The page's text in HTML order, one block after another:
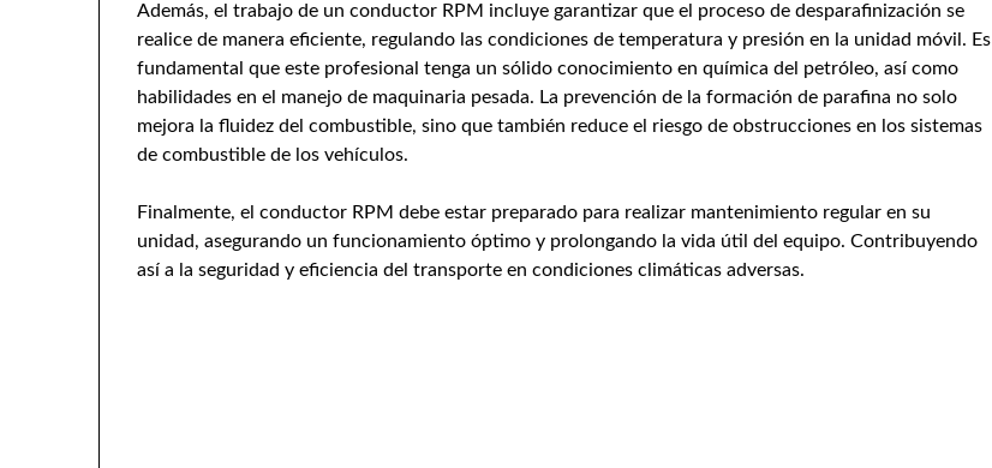
Además, el trabajo de un conductor RPM incluye garantizar que el proceso de desparafinización se
realice de manera eficiente, regulando las condiciones de temperatura y presión en la unidad móvil. Es
fundamental que este profesional tenga un sólido conocimiento en química del petróleo, así como
habilidades en el manejo de maquinaria pesada. La prevención de la formación de parafina no solo
mejora la fluidez del combustible, sino que también reduce el riesgo de obstrucciones en los sistemas
de combustible de los vehículos.
Finalmente, el conductor RPM debe estar preparado para realizar mantenimiento regular en su
unidad, asegurando un funcionamiento óptimo y prolongando la vida útil del equipo. Contribuyendo
así a la seguridad y eficiencia del transporte en condiciones climáticas adversas.